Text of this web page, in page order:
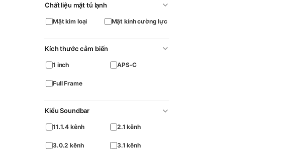
Chất liệu mặt tủ lạnh
Mặt kim loại Mặt kính cường lực
Kích thước cảm biến
1 inch APS-C
Full Frame
Kiểu Soundbar
11.1.4 kênh 2.1 kênh
3.0.2 kênh 3.1 kênh